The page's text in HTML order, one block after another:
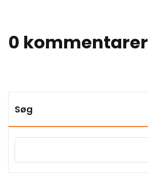
0 kommentarer
Søg